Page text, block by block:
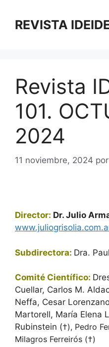
contenido
REVISTA
Revista
101.
2024
11 noviembre, 2024 por
Director: Dr. Julio
Subdirectora: Dra.
Comité Científico:
Cuellar, Carlos M.
Neffa, Cesar
Martorell, María Elena
Rubinstein (†), Pedro
Milagros Ferreirós (†)